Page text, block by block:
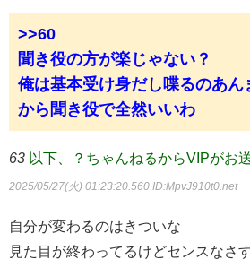
>>60
聞き役の方が楽じゃない？
俺は基本受け身だし喋るのあん
から聞き役で全然いいわ
63 以下、？ちゃんねるからVIPがお
2025/05/27(火) 01:23:20.560 ID:MpvJ910t0.net
自分が変わるのはきついな
見た目が終わってるけどセンスなさ